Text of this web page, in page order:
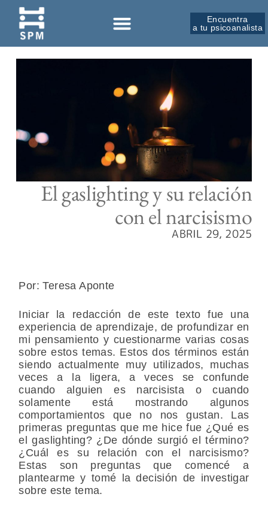
Encuentra
a tu psicoanalista
El gaslighting y su relación
con el narcisismo
ABRIL 29, 2025
Por: Teresa Aponte
Iniciar la redacción de este texto fue una
experiencia de aprendizaje, de profundizar en
mi pensamiento y cuestionarme varias cosas
sobre estos temas. Estos dos términos están
siendo actualmente muy utilizados, muchas
veces a la ligera, a veces se confunde
cuando alguien es narcisista o cuando
solamente está mostrando algunos
comportamientos que no nos gustan. Las
primeras preguntas que me hice fue ¿Qué es
el gaslighting? ¿De dónde surgió el término?
¿Cuál es su relación con el narcisismo?
Estas son preguntas que comencé a
plantearme y tomé la decisión de investigar
sobre este tema.